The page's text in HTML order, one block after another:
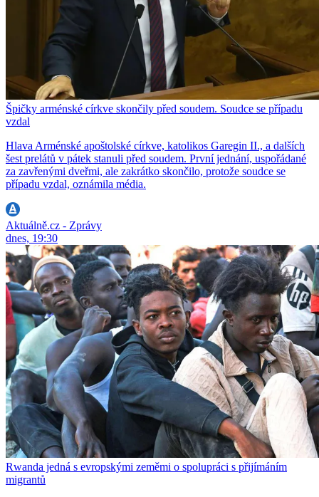
Špičky arménské církve skončily před soudem. Soudce se případu
vzdal
Hlava Arménské apoštolské církve, katolikos Garegin II., a dalších
šest prelátů v pátek stanuli před soudem. První jednání, uspořádané
za zavřenými dveřmi, ale zakrátko skončilo, protože soudce se
případu vzdal, oznámila média.
Aktuálně.cz - Zprávy
dnes, 19:30
Rwanda jedná s evropskými zeměmi o spolupráci s přijímáním
migrantů